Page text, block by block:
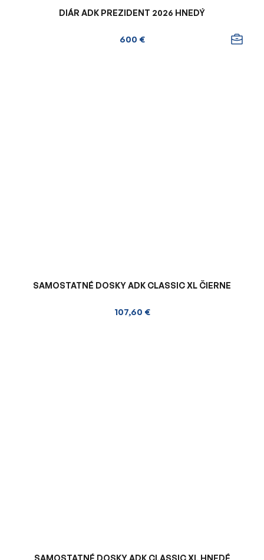
DIÁR ADK PREZIDENT 2026 HNEDÝ
600 €
SAMOSTATNÉ DOSKY ADK CLASSIC XL ČIERNE
107,60 €
SAMOSTATNÉ DOSKY ADK CLASSIC XL HNEDÉ